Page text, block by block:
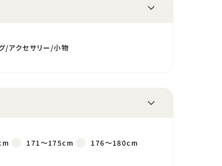
/アクセサリー/小物
171～175cm 176～180cm